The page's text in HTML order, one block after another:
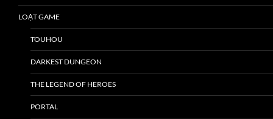
LOẠT GAME
TOUHOU
DARKEST DUNGEON
THE LEGEND OF HEROES
PORTAL